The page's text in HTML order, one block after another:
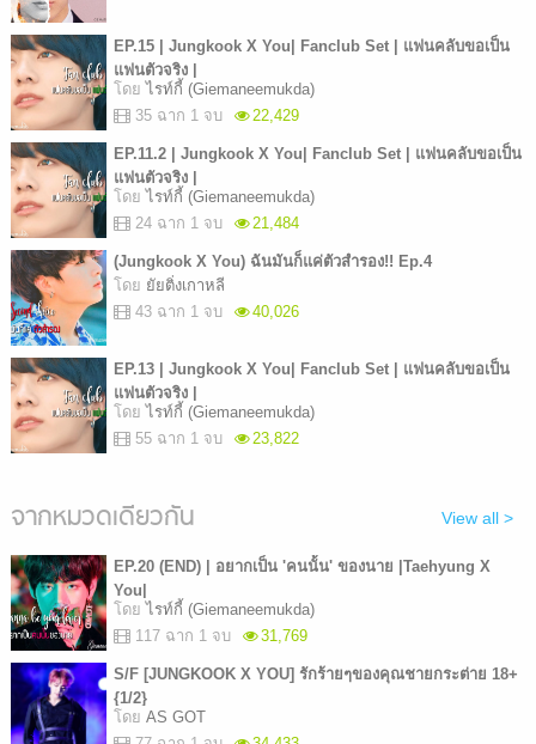
EP.15 | Jungkook X You| Fanclub Set | แฟนคลับขอเป็น
แฟนตัวจริง |
โดย ไรท์กี้ (Giemaneemukda)
35 ฉาก 1 จบ
22,429
EP.11.2 | Jungkook X You| Fanclub Set | แฟนคลับขอเป็น
แฟนตัวจริง |
โดย ไรท์กี้ (Giemaneemukda)
24 ฉาก 1 จบ
21,484
(Jungkook X You) ฉันมันก็แค่ตัวสำรอง!! Ep.4
โดย ยัยติ่งเกาหลี
43 ฉาก 1 จบ
40,026
EP.13 | Jungkook X You| Fanclub Set | แฟนคลับขอเป็น
แฟนตัวจริง |
โดย ไรท์กี้ (Giemaneemukda)
55 ฉาก 1 จบ
23,822
จากหมวดเดียวกัน View all >
EP.20 (END) | อยากเป็น 'คนนั้น' ของนาย |Taehyung X
You|
โดย ไรท์กี้ (Giemaneemukda)
117 ฉาก 1 จบ
31,769
S/F [JUNGKOOK X YOU] รักร้ายๆของคุณชายกระต่าย 18+
{1/2}
โดย AS GOT